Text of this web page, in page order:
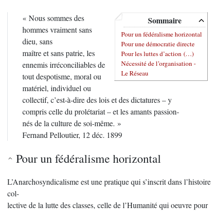
Sommaire
Pour un fédéralisme horizontal
Pour une démocratie directe
Pour les luttes d’action (…)
Nécessité de l’organisation -
Le Réseau
« Nous sommes des
hommes vraiment sans
dieu, sans
maître et sans patrie, les
ennemis irréconciliables de
tout despotisme, moral ou
matériel, individuel ou
collectif, c’est-à-dire des lois et des dictatures – y
compris celle du prolétariat – et les amants passion-
nés de la culture de soi-même. »
Fernand Pelloutier, 12 déc. 1899
Pour un fédéralisme horizontal
L’Anarchosyndicalisme est une pratique qui s’inscrit dans l’histoire
col-
lective de la lutte des classes, celle de l’Humanité qui oeuvre pour